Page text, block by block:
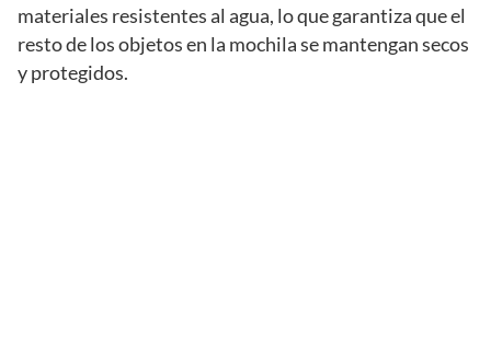
materiales resistentes al agua, lo que garantiza que el
resto de los objetos en la mochila se mantengan secos
y protegidos.